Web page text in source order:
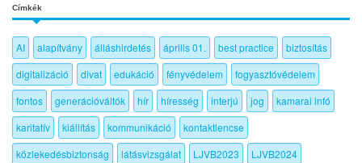
Címkék
AI alapítvány álláshirdetés április 01. best practice
biztosítás
digitalizáció
divat edukáció fényvédelem
fogyasztóvédelem
fontos
generációváltók hír híresség interjú jog
kamarai infó
karitatív
kiállítás kommunikáció
kontaktlencse
közlekedésbiztonság
látásvizsgálat LJVB2023
LJVB2024